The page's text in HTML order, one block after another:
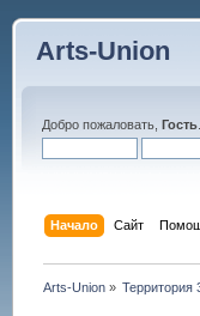
Arts-Union
Добро пожаловать, Гость
Начало Сайт
Arts-Union » Территория